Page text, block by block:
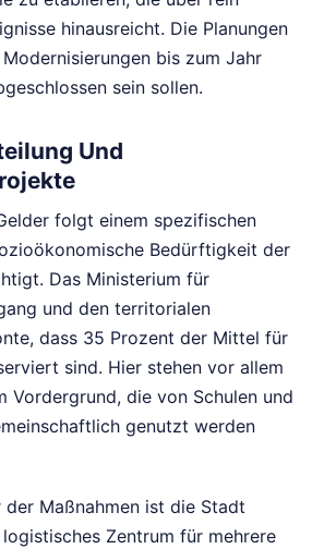
hinausreicht. Die Planungen
bis zum Jahr
sein sollen.
Und
folgt einem spezifischen
Bedürftigkeit der
Das Ministerium für
und den territorialen
dass 35 Prozent der Mittel für
sind. Hier stehen vor allem
Vordergrund, die von Schulen und
genutzt werden
der Maßnahmen ist die Stadt
Zentrum für mehrere